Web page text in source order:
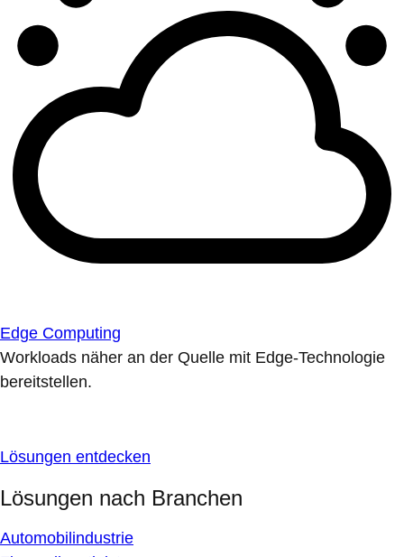
Edge Computing
Workloads näher an der Quelle mit Edge-Technologie
bereitstellen.
Lösungen entdecken
Lösungen nach Branchen
Automobilindustrie